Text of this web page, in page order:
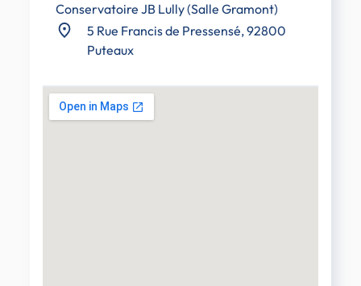
Conservatoire JB Lully (Salle Gramont)
5 Rue Francis de Pressensé, 92800
Puteaux